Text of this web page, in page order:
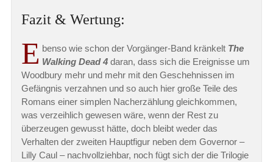
Fazit & Wertung:
E benso wie schon der Vorgänger-Band kränkelt The
Walking Dead 4daran, dass sich die Ereignisse um
Woodbury mehr und mehr mit den Geschehnissen im
Gefängnis verzahnen und so auch hier große Teile des
Romans einer simplen Nacherzählung gleichkommen,
was verzeihlich gewesen wäre, wenn der Rest zu
überzeugen gewusst hätte, doch bleibt weder das
Verhalten der zweiten Hauptfigur neben dem Governor –
Lilly Caul – nachvollziehbar, noch fügt sich der die Trilogie